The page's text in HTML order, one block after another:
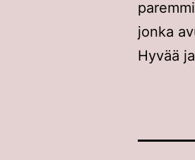
jonka
Hyvää